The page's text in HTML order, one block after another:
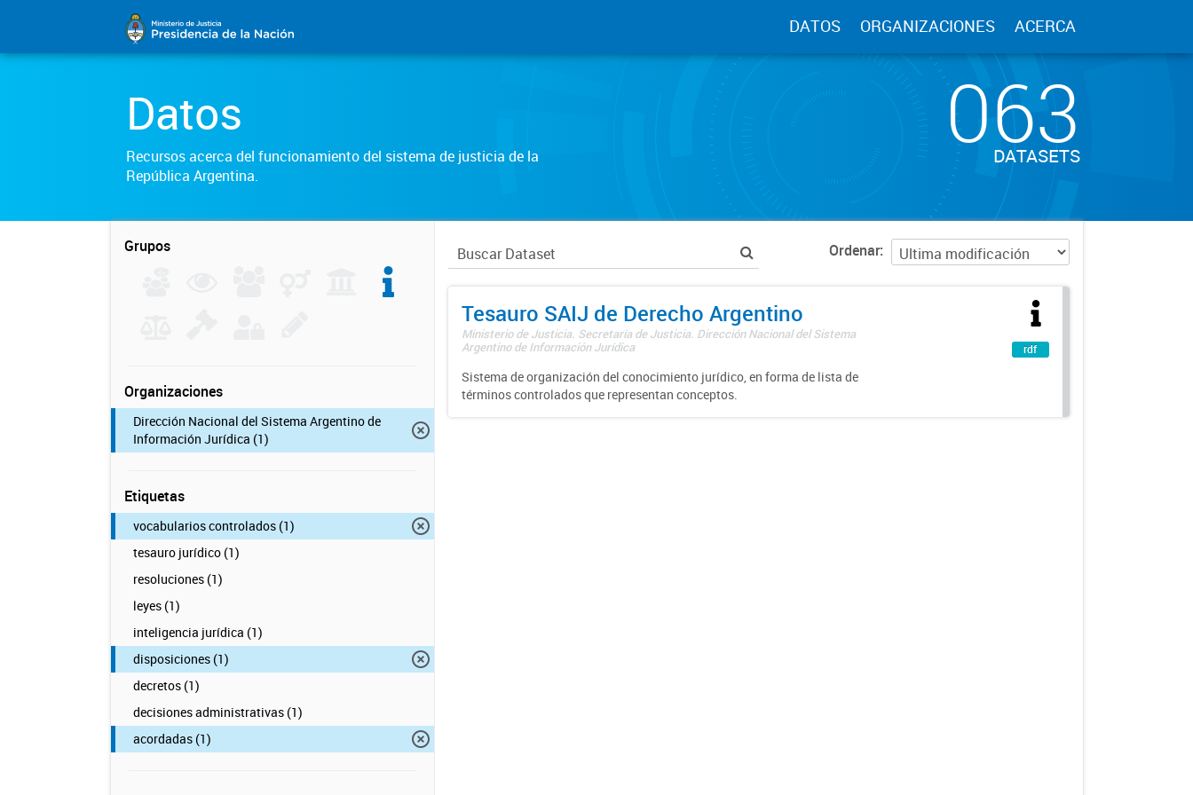
DATOS ORGANIZACIONES ACERCA
Datos
Recursos acerca del funcionamiento del sistema de justicia de la
República Argentina.
063
DATASETS
Grupos
Organizaciones
Dirección Nacional del Sistema Argentino de
Información Jurídica (1)
Etiquetas
vocabularios controlados (1)
tesauro jurídico (1)
resoluciones (1)
leyes (1)
inteligencia jurídica (1)
disposiciones (1)
decretos (1)
decisiones administrativas (1)
acordadas (1)
Ordenar
Tesauro SAIJ de Derecho Argentino
Ministerio de Justicia. Secretaría de Justicia. Dirección Nacional del Sistema
Argentino de Información Jurídica
Sistema de organización del conocimiento jurídico, en forma de lista de
términos controlados que representan conceptos.
rdf